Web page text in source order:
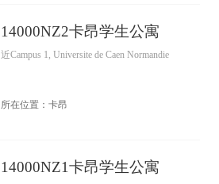
14000NZ2卡昂学生公寓
近Campus 1, Universite de Caen Normandie
所在位置：卡昂
14000NZ1卡昂学生公寓